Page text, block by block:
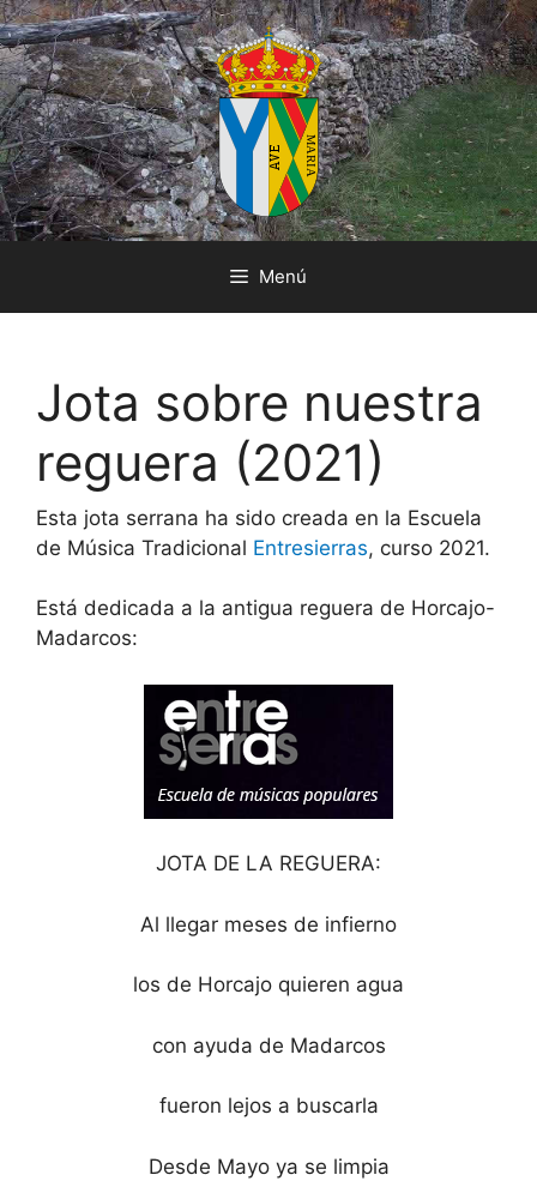
Saltar
al
contenido
Menú
Jota sobre nuestra
reguera (2021)
Esta jota serrana ha sido creada en la Escuela
de Música Tradicional Entresierras, curso 2021.
Está dedicada a la antigua reguera de Horcajo-
Madarcos:
JOTA DE LA REGUERA:
Al llegar meses de infierno
los de Horcajo quieren agua
con ayuda de Madarcos
fueron lejos a buscarla
Desde Mayo ya se limpia